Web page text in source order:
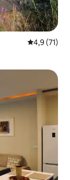
Prosječna
4,9 (71)